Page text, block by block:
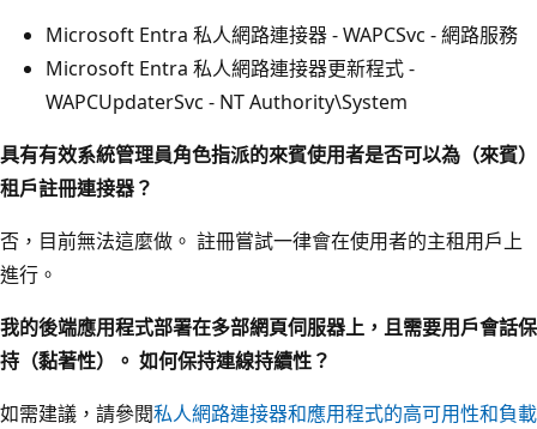
Microsoft Entra 私人網路連接器 - WAPCSvc - 網路服務
Microsoft Entra 私人網路連接器更新程式 -
WAPCUpdaterSvc - NT Authority\System
具有有效系統管理員角色指派的來賓使用者是否可以為（來賓）
租戶註冊連接器？
否，目前無法這麼做。 註冊嘗試一律會在使用者的主租用戶上
進行。
我的後端應用程式部署在多部網頁伺服器上，且需要用戶會話保
持（黏著性）。 如何保持連線持續性？
如需建議，請參閱私人網路連接器和應用程式的高可用性和負載